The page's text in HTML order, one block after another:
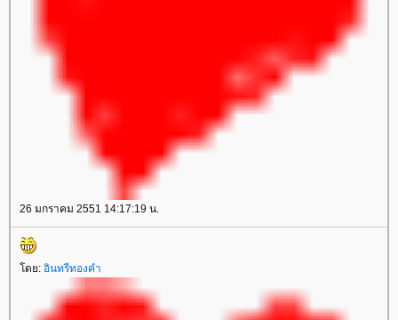
26 มกราคม 2551 14:17:19 น.
ดย: อินทรีทองคำ